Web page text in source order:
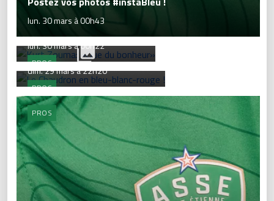
lun. 30 mars à 00h43
PROS
Kurt Zouma: «Que du bonheur»
lun. 30 mars à 00h22
PROS
Le Chaudron en bleu-blanc-rouge !
dim. 29 mars à 22h20
PROS